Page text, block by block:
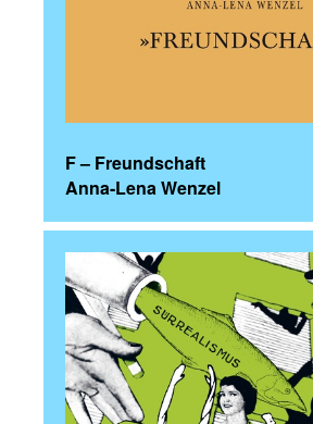
F – Freundschaft
Anna-Lena Wenzel